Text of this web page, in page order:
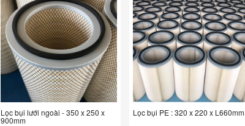
Lọc bụi lưới ngoài - 350 x 250 x
900mm
Lọc bụi PE : 320 x 220 x L660mm